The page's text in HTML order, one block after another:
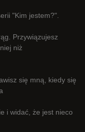
"Kim jestem?".
Przywiązujesz
niż
się mną, kiedy się
i widać, że jest nieco